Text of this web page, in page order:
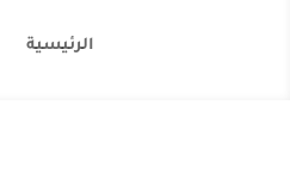
الرئيسية